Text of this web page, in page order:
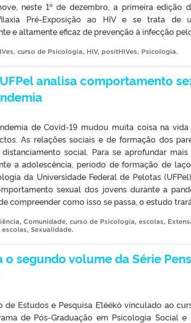
neste 1º de dezembro, a primeira edição
Pré-Exposição ao HIV e se trata de
e altamente eficaz de prevenção à infecção
, curso de Psicologia, HIV, positHIVes, Psicologia.
analisa comportamento
de Covid-19 mudou muita coisa na vida
As relações sociais e de formação dos
social. Para se aprofundar
a adolescência, período de formação de
da Universidade Federal de Pelotas
sexual dos jovens durante a
compreender como isso se passa, o estudo
, Comunidade, curso de Psicologia, escolas,
escolas, Sexualidade.
o segundo volume da Série
de Estudos e Pesquisa E’léékò vinculado ao
de Pós-Graduação em Psicologia Social e